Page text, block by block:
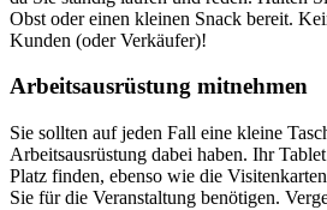
Obst oder einen kleinen Snack bereit.
Kunden (oder Verkäufer)!
Arbeitsausrüstung mitnehmen
Sie sollten auf jeden Fall eine kleine
Arbeitsausrüstung dabei haben. Ihr
Platz finden, ebenso wie die
Sie für die Veranstaltung benötigen.